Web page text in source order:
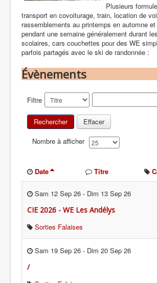
Plusieurs
transport en covoiturage, train, location de
rassemblements au printemps en automne et
pendant une semaine généralement durant
scolaires, cars couchettes pour des WE
parfois partagés avec le ski de randonnée :
Évènements
Filtre
Rechercher
Effacer
Nombre à afficher
Date Titre
Sam 12 Sep 26 - Dim 13 Sep 26
CIE 2026 - WE Les Andélys
Sorties Falaises
Sam 19 Sep 26 - Dim 20 Sep 26
/